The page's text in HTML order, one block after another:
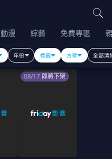
動漫 綜藝 免費專區
年份 標籤 方案 全部清
08/17 即將下架